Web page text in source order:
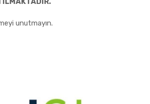
unutmayın.